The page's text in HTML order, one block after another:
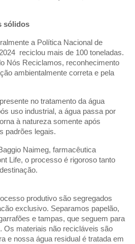
sólidos
a Política Nacional de
reciclou mais de 100 toneladas.
Nós Reciclamos, reconhecimento
ambientalmente correta e pela
no tratamento da água
uso industrial, a água passa por
à natureza somente após
padrões legais.
Naimeg, farmacêutica
Life, o processo é rigoroso tanto
produtivo são segregados
exclusivo. Separamos papelão,
e tampas, que seguem para
Os materiais não recicláveis são
e nossa água residual é tratada em